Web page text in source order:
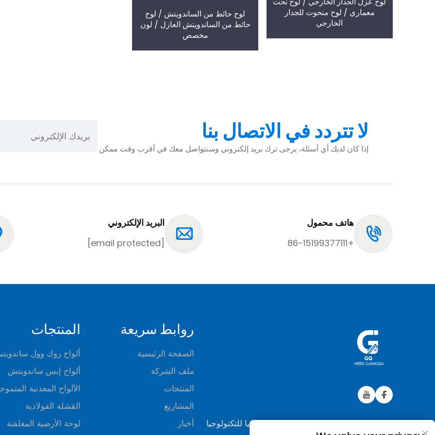
معماري / لوح منحوت للجدار
الخارجي
لوح حائط من الساندويتش / لوح
حائط من الساندويتش العازل / لون
مخصص
لا تتردد في الاتصال بنا
إذا كان لديك أي أسئلة، يرجى ترك بريد إلكتروني وسنتواصل معك في أقرب وقت ممكن
هاتف محمول
+86-15199377111
البريد الإلكتروني
حقوق النشر © 2025 شركة هيبي غوانغتشيا للتكنولوجيا
روابط سريعة
الصفحة الرئيسية
ملف الشركة
المنتجات
المشاريع
أخبار
المنتجات
ألواح روك وول
ألواح إبس ساندويتش
الألواح المعدنية
القشلة الفولاذية
لوحة الأرضية المغلفنة